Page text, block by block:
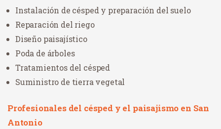
Instalación de césped y preparación del suelo
Reparación del riego
Diseño paisajístico
Poda de árboles
Tratamientos del césped
Suministro de tierra vegetal
Profesionales del césped y el paisajismo en San
Antonio